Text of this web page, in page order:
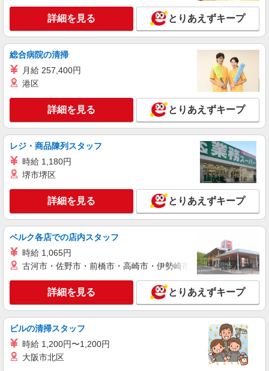
キープ 詳細を見る
アルバイト パート
株式会社N.R.Sジャパン
タオル類の梱包及び簡単なセット作業
時給1,145円〜 ★給与幅は経験・能力による
埼玉県川越市芳野台2-8-113（工業団地内）
キープ 詳細を見る
アルバイト
マミーマート鮮魚加工センター
食品工場での鮮魚パック詰め・加工スタッフ
＜アルバイト＞ 時給1180円〜※大学生OK、高
卒以上 ★週4日以上の勤務契約の方は、日・祝日
は時給100円UP！
埼玉県川越市大字大袋650番地（川越市場内）
西武新宿線「南大塚駅」より徒歩28分 車・バイ
ク・自転車通勤可（無料駐車場あり）
キープ 詳細を見る
マミーマート鮮魚加工センター
鮮魚パック詰め・加工スタッフ
＜パート＞ 時給1,210円〜（包丁使用ありのシ
フト［3］は時給1,330円〜） ★土曜・日曜・祝日
埼玉県川越市大字大袋650番地（川越市場内）
詳細を見る とりあえずキープ
総合病院の清掃
月給 257,400円
港区
詳細を見る とりあえずキープ
レジ・商品陳列スタッフ
時給 1,180円
堺市堺区
詳細を見る とりあえずキープ
ベルク各店での店内スタッフ
時給 1,065円
古河市・佐野市・前橋市・高崎市・伊勢崎市・太田市・館林市
詳細を見る とりあえずキープ
ビルの清掃スタッフ
時給 1,200円〜1,200円
大阪市北区